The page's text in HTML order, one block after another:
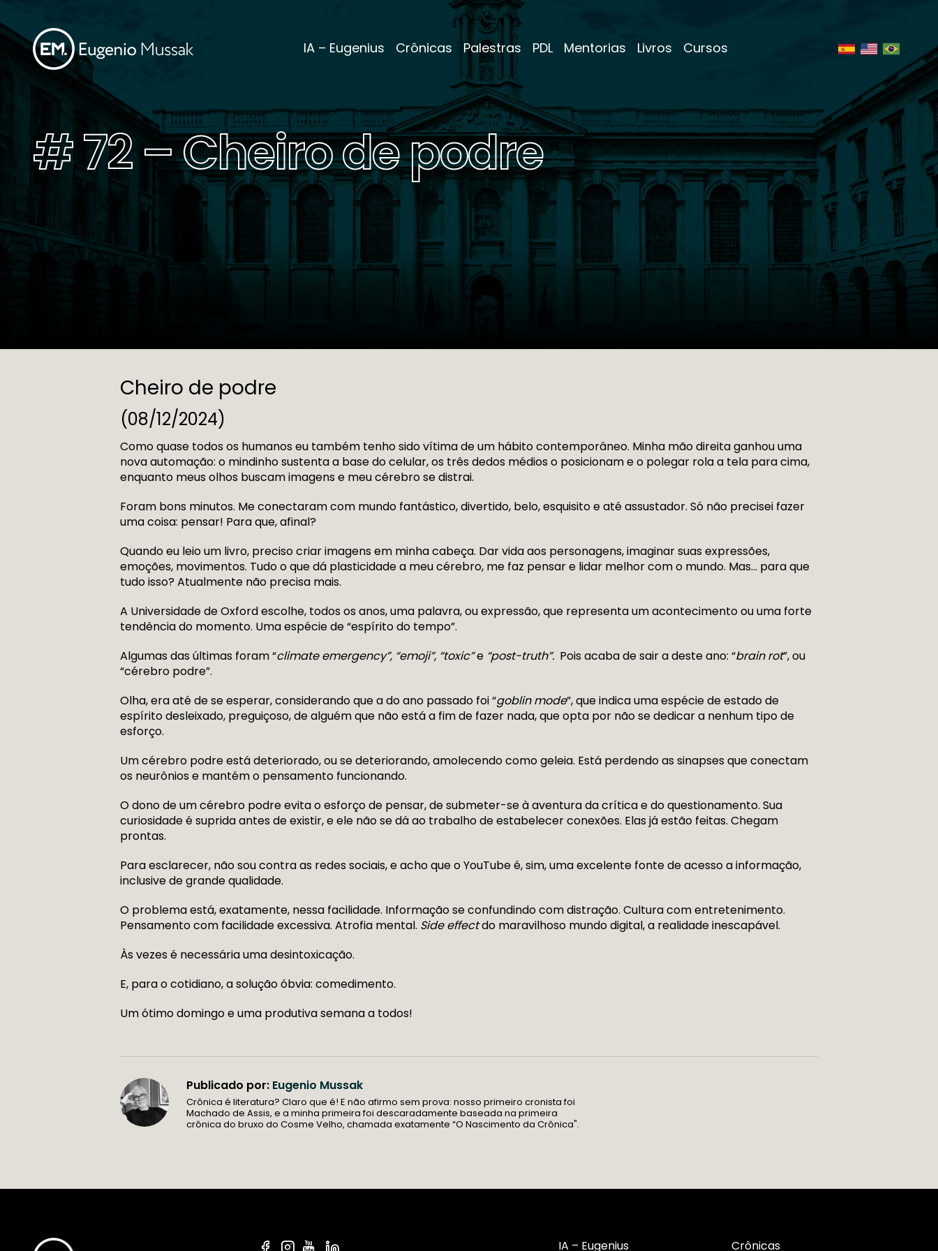
IA – Eugenius Crônicas Palestras PDL Mentorias Livros Cursos
# 72 – Cheiro de podre
Cheiro de podre
(08/12/2024)
Como quase todos os humanos eu também tenho sido vítima de um hábito contemporâneo. Minha mão direita ganhou uma
nova automação: o mindinho sustenta a base do celular, os três dedos médios o posicionam e o polegar rola a tela para cima,
enquanto meus olhos buscam imagens e meu cérebro se distrai.
Foram bons minutos. Me conectaram com mundo fantástico, divertido, belo, esquisito e até assustador. Só não precisei fazer
uma coisa: pensar! Para que, afinal?
Quando eu leio um livro, preciso criar imagens em minha cabeça. Dar vida aos personagens, imaginar suas expressões,
emoções, movimentos. Tudo o que dá plasticidade a meu cérebro, me faz pensar e lidar melhor com o mundo. Mas… para que
tudo isso? Atualmente não precisa mais.
A Universidade de Oxford escolhe, todos os anos, uma palavra, ou expressão, que representa um acontecimento ou uma forte
tendência do momento. Uma espécie de “espírito do tempo”.
Algumas das últimas foram “climate emergency”, “emoji”, “toxic”e “post-truth”. Pois acaba de sair a deste ano: “brain rot”, ou
“cérebro podre”.
Olha, era até de se esperar, considerando que a do ano passado foi “goblin mode”, que indica uma espécie de estado de
espírito desleixado, preguiçoso, de alguém que não está a fim de fazer nada, que opta por não se dedicar a nenhum tipo de
esforço.
Um cérebro podre está deteriorado, ou se deteriorando, amolecendo como geleia. Está perdendo as sinapses que conectam
os neurônios e mantém o pensamento funcionando.
O dono de um cérebro podre evita o esforço de pensar, de submeter-se à aventura da crítica e do questionamento. Sua
curiosidade é suprida antes de existir, e ele não se dá ao trabalho de estabelecer conexões. Elas já estão feitas. Chegam
prontas.
Para esclarecer, não sou contra as redes sociais, e acho que o YouTube é, sim, uma excelente fonte de acesso a informação,
inclusive de grande qualidade.
O problema está, exatamente, nessa facilidade. Informação se confundindo com distração. Cultura com entretenimento.
Pensamento com facilidade excessiva. Atrofia mental. Side effectdo maravilhoso mundo digital, a realidade inescapável.
Às vezes é necessária uma desintoxicação.
E, para o cotidiano, a solução óbvia: comedimento.
Um ótimo domingo e uma produtiva semana a todos!
Publicado por: Eugenio Mussak
Crônica é literatura? Claro que é! E não afirmo sem prova: nosso primeiro cronista foi
Machado de Assis, e a minha primeira foi descaradamente baseada na primeira
crônica do bruxo do Cosme Velho, chamada exatamente “O Nascimento da Crônica".
IA – Eugenius Crônicas